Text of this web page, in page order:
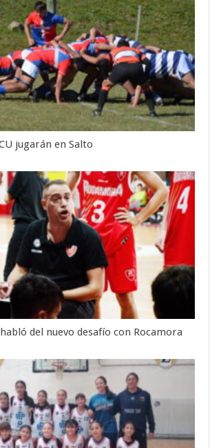
jugarán en Salto
del nuevo desafío con Rocamora